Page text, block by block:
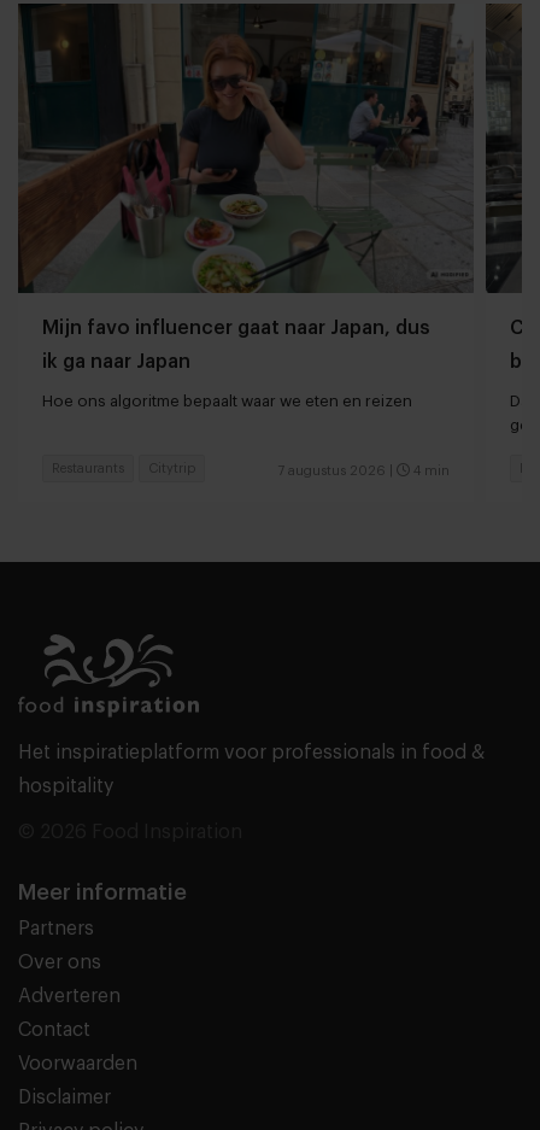
Mijn favo influencer gaat naar Japan, dus
ik ga naar Japan
Hoe ons algoritme bepaalt waar we eten en reizen
7 augustus 2026 4 min
Restaurants Citytrip
Het inspiratieplatform voor professionals in food &
hospitality
Meer informatie
Partners
Over ons
Adverteren
Contact
Voorwaarden
Disclaimer